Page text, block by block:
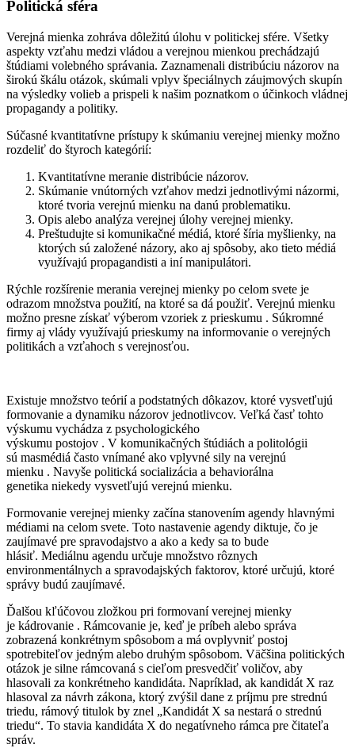
Politická sféra
Verejná mienka zohráva dôležitú úlohu v politickej sfére. Všetky
aspekty vzťahu medzi vládou a verejnou mienkou prechádzajú
štúdiami volebného správania. Zaznamenali distribúciu názorov na
širokú škálu otázok, skúmali vplyv špeciálnych záujmových skupín
na výsledky volieb a prispeli k našim poznatkom o účinkoch vládnej
propagandy a politiky.
Súčasné kvantitatívne prístupy k skúmaniu verejnej mienky možno
rozdeliť do štyroch kategórií:
Kvantitatívne meranie distribúcie názorov.
Skúmanie vnútorných vzťahov medzi jednotlivými názormi,
ktoré tvoria verejnú mienku na danú problematiku.
Opis alebo analýza verejnej úlohy verejnej mienky.
Preštudujte si komunikačné médiá, ktoré šíria myšlienky, na
ktorých sú založené názory, ako aj spôsoby, ako tieto médiá
využívajú propagandisti a iní manipulátori.
Rýchle rozšírenie merania verejnej mienky po celom svete je
odrazom množstva použití, na ktoré sa dá použiť. Verejnú mienku
možno presne získať výberom vzoriek z prieskumu . Súkromné ​​
firmy aj vlády využívajú prieskumy na informovanie o verejných
politikách a vzťahoch s verejnosťou.
Existuje množstvo teórií a podstatných dôkazov, ktoré vysvetľujú
formovanie a dynamiku názorov jednotlivcov. Veľká časť tohto
výskumu vychádza z psychologického
výskumu postojov . V komunikačných štúdiách a politológii
sú masmédiá často vnímané ako vplyvné sily na verejnú
mienku . Navyše politická socializácia a behaviorálna
genetika niekedy vysvetľujú verejnú mienku.
Formovanie verejnej mienky začína stanovením agendy hlavnými
médiami na celom svete. Toto nastavenie agendy diktuje, čo je
zaujímavé pre spravodajstvo a ako a kedy sa to bude
hlásiť. Mediálnu agendu určuje množstvo rôznych
environmentálnych a spravodajských faktorov, ktoré určujú, ktoré
správy budú zaujímavé.
Ďalšou kľúčovou zložkou pri formovaní verejnej mienky
je kádrovanie . Rámcovanie je, keď je príbeh alebo správa
zobrazená konkrétnym spôsobom a má ovplyvniť postoj
spotrebiteľov jedným alebo druhým spôsobom. Väčšina politických
otázok je silne rámcovaná s cieľom presvedčiť voličov, aby
hlasovali za konkrétneho kandidáta. Napríklad, ak kandidát X raz
hlasoval za návrh zákona, ktorý zvýšil dane z príjmu pre strednú
triedu, rámový titulok by znel „Kandidát X sa nestará o strednú
triedu“. To stavia kandidáta X do negatívneho rámca pre čitateľa
správ.